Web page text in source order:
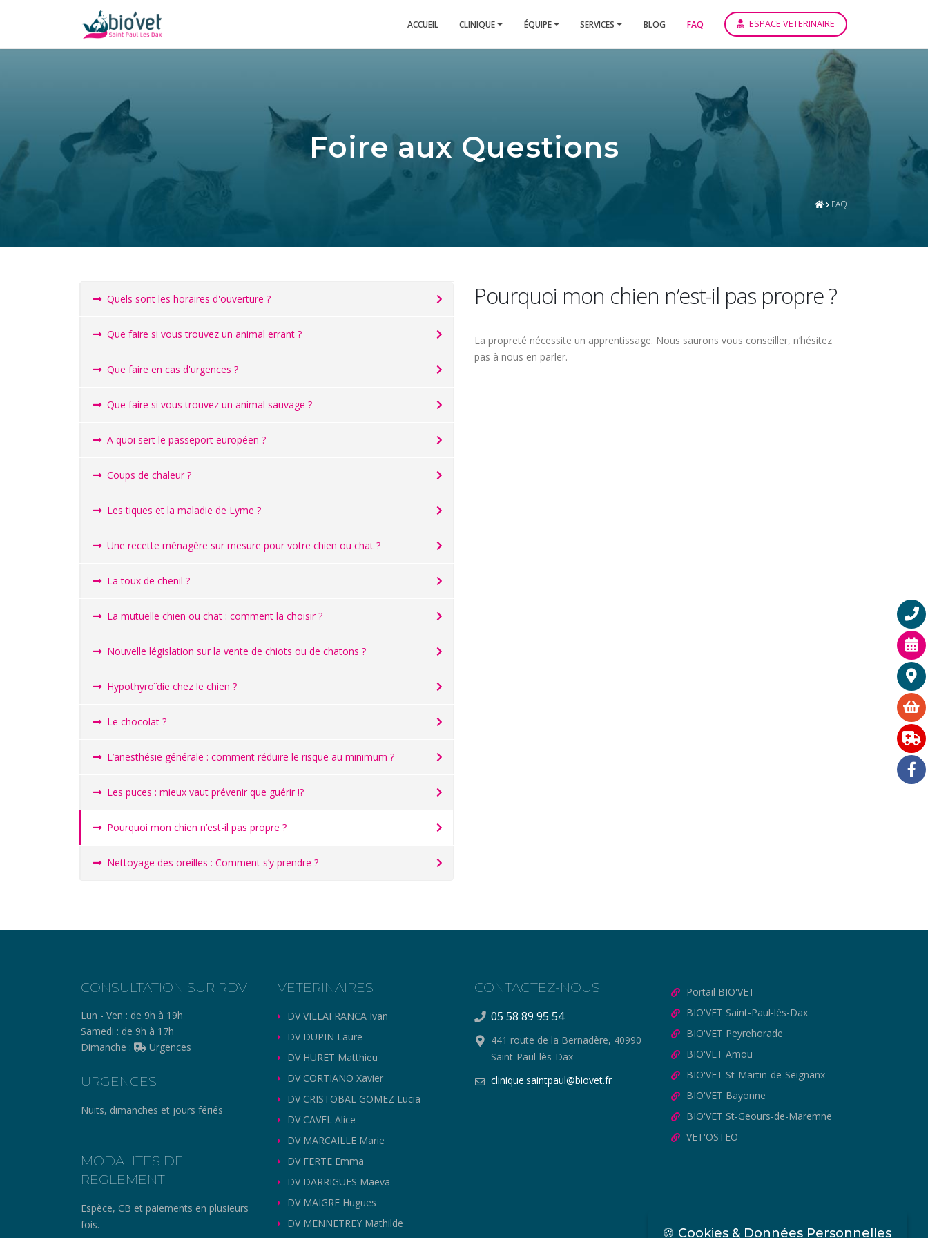
ACCUEIL CLINIQUE ÉQUIPE SERVICES BLOG FAQ ESPACE VETERINAIRE
Foire aux Questions
FAQ
Quels sont les horaires d'ouverture ?
Que faire si vous trouvez un animal errant ?
Que faire en cas d'urgences ?
Que faire si vous trouvez un animal sauvage ?
A quoi sert le passeport européen ?
Coups de chaleur ?
Les tiques et la maladie de Lyme ?
Une recette ménagère sur mesure pour votre chien ou chat ?
La toux de chenil ?
La mutuelle chien ou chat : comment la choisir ?
Nouvelle législation sur la vente de chiots ou de chatons ?
Hypothyroïdie chez le chien ?
Le chocolat ?
L’anesthésie générale : comment réduire le risque au minimum ?
Les puces : mieux vaut prévenir que guérir !?
Pourquoi mon chien n’est-il pas propre ?
Nettoyage des oreilles : Comment s’y prendre ?
Pourquoi mon chien n’est-il pas propre ?
La propreté nécessite un apprentissage. Nous saurons vous conseiller, n’hésitez
pas à nous en parler.
CONSULTATION SUR RDV
Lun - Ven : de 9h à 19h
Samedi : de 9h à 17h
Dimanche :
Urgences
URGENCES
Nuits, dimanches et jours fériés
MODALITES DE
REGLEMENT
Espèce, CB et paiements en plusieurs
fois.
VETERINAIRES
DV VILLAFRANCA Ivan
DV DUPIN Laure
DV HURET Matthieu
DV CORTIANO Xavier
DV CRISTOBAL GOMEZ Lucia
DV CAVEL Alice
DV MARCAILLE Marie
DV FERTE Emma
DV DARRIGUES Maëva
DV MAIGRE Hugues
DV MENNETREY Mathilde
CONTACTEZ-NOUS
05 58 89 95 54
441 route de la Bernadère, 40990
Saint-Paul-lès-Dax
clinique.saintpaul@biovet.fr
Portail BIO'VET
BIO'VET Saint-Paul-lès-Dax
BIO'VET Peyrehorade
BIO'VET Amou
BIO'VET St-Martin-de-Seignanx
BIO'VET Bayonne
BIO'VET St-Geours-de-Maremne
VET'OSTEO
🍪 Cookies & Données Personnelles